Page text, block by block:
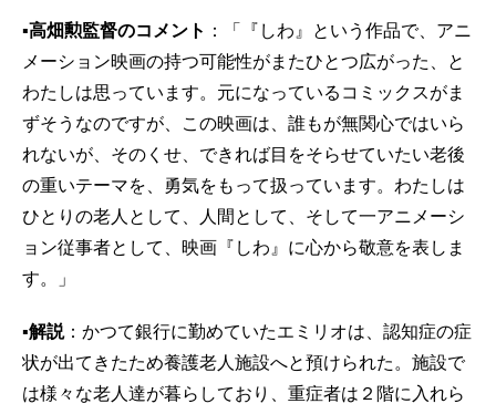
▪高畑勲監督のコメント ：「『しわ』という作品で、アニ
メーション映画の持つ可能性がまたひとつ広がった、と
わたしは思っています。元になっているコミックスがま
ずそうなのですが、この映画は、誰もが無関心ではいら
れないが、そのくせ、できれば目をそらせていたい老後
の重いテーマを、勇気をもって扱っています。わたしは
ひとりの老人として、人間として、そして一アニメーシ
ョン従事者として、映画『しわ』に心から敬意を表しま
す。」
▪解説：かつて銀行に勤めていたエミリオは、認知症の症
状が出てきたため養護老人施設へと預けられた。施設で
は様々な老人達が暮らしており、重症者は２階に入れら